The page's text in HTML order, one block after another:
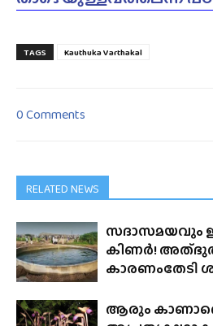
TAGS Kauthuka Varthakal
0 Comments
RELATED NEWS
സദാസമയവും
കിണർ! അത്‌ഭുത
കാരണംതേടി
ആരും കാണാതെ